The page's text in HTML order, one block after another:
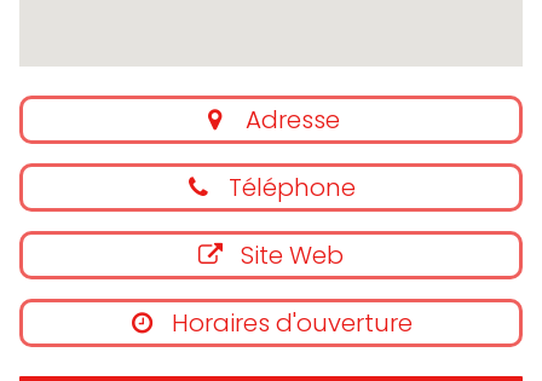
Adresse
Téléphone
Site Web
Horaires d'ouverture